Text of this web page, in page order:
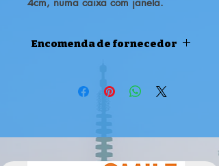
Encomenda de fornecedor
Atenção, este produto é uma
encomenda de fornecedor, pode
de maior movimento de
encomendas).